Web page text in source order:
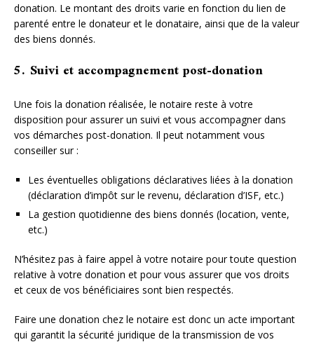
donation. Le montant des droits varie en fonction du lien de
parenté entre le donateur et le donataire, ainsi que de la valeur
des biens donnés.
5. Suivi et accompagnement post-donation
Une fois la donation réalisée, le notaire reste à votre
disposition pour assurer un suivi et vous accompagner dans
vos démarches post-donation. Il peut notamment vous
conseiller sur :
Les éventuelles obligations déclaratives liées à la donation
(déclaration d’impôt sur le revenu, déclaration d’ISF, etc.)
La gestion quotidienne des biens donnés (location, vente,
etc.)
N’hésitez pas à faire appel à votre notaire pour toute question
relative à votre donation et pour vous assurer que vos droits
et ceux de vos bénéficiaires sont bien respectés.
Faire une donation chez le notaire est donc un acte important
qui garantit la sécurité juridique de la transmission de vos